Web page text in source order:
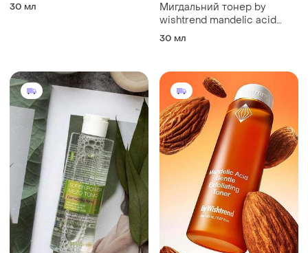
30 мл
Мигдальний тонер by
wishtrend mandelic acid
gentle exfoliating toner, 30
30 мл